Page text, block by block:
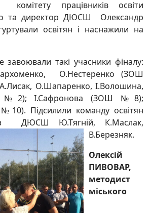
комітету працівників освіти
та директор ДЮСШ Олександр
освітян і наснажили на
такі учасники фіналу:
О.Нестеренко (ЗОШ
О.Шапаренко, І.Волошина,
№2); І.Сафронова (ЗОШ №8);
Підсилили команду освітян
з ДЮСШ Ю.Тягній, К.Маслак,
В.Березняк.
Олексій
ПИВОВАР,
методист
міського